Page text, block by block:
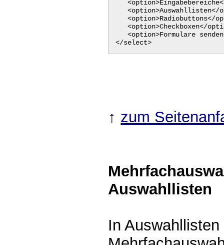
<option>Auswahllisten</
<option>Radiobuttons</
<option>Checkboxen</
<option>Formulare
</select>
↑ zum
Auswahllisten
In